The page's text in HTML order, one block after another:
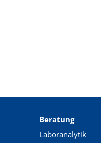
Beratung
Laboranalytik